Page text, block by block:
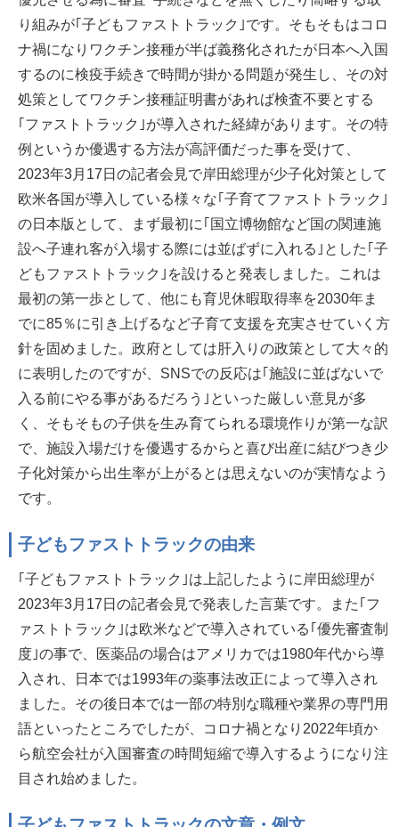
り組みが｢子どもファストトラック｣です。そもそもはコロ
ナ禍になりワクチン接種が半ば義務化されたが日本へ入国
するのに検疫手続きで時間が掛かる問題が発生し、その対
処策としてワクチン接種証明書があれば検査不要とする
｢ファストトラック｣が導入された経緯があります。その特
例というか優遇する方法が高評価だった事を受けて、
2023年3月17日の記者会見で岸田総理が少子化対策として
欧米各国が導入している様々な｢子育てファストトラック｣
の日本版として、まず最初に｢国立博物館など国の関連施
設へ子連れ客が入場する際には並ばずに入れる｣とした｢子
どもファストトラック｣を設けると発表しました。これは
最初の第一歩として、他にも育児休暇取得率を2030年ま
でに85％に引き上げるなど子育て支援を充実させていく方
針を固めました。政府としては肝入りの政策として大々的
に表明したのですが、SNSでの反応は｢施設に並ばないで
入る前にやる事があるだろう｣といった厳しい意見が多
く、そもそもの子供を生み育てられる環境作りが第一な訳
で、施設入場だけを優遇するからと喜び出産に結びつき少
子化対策から出生率が上がるとは思えないのが実情なよう
です。
子どもファストトラックの由来
｢子どもファストトラック｣は上記したように岸田総理が
2023年3月17日の記者会見で発表した言葉です。また｢フ
ァストトラック｣は欧米などで導入されている｢優先審査制
度｣の事で、医薬品の場合はアメリカでは1980年代から導
入され、日本では1993年の薬事法改正によって導入され
ました。その後日本では一部の特別な職種や業界の専門用
語といったところでしたが、コロナ禍となり2022年頃か
ら航空会社が入国審査の時間短縮で導入するようになり注
目され始めました。